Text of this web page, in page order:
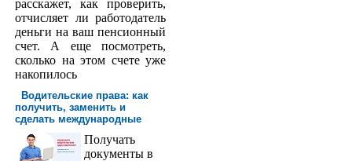
расскажет, как проверить,
отчисляет ли работодатель
деньги на ваш пенсионный
счет. А еще посмотреть,
сколько на этом счете уже
накопилось
Водительские права: как
получить, заменить и
сделать международ­ные
Получать
доку­менты в